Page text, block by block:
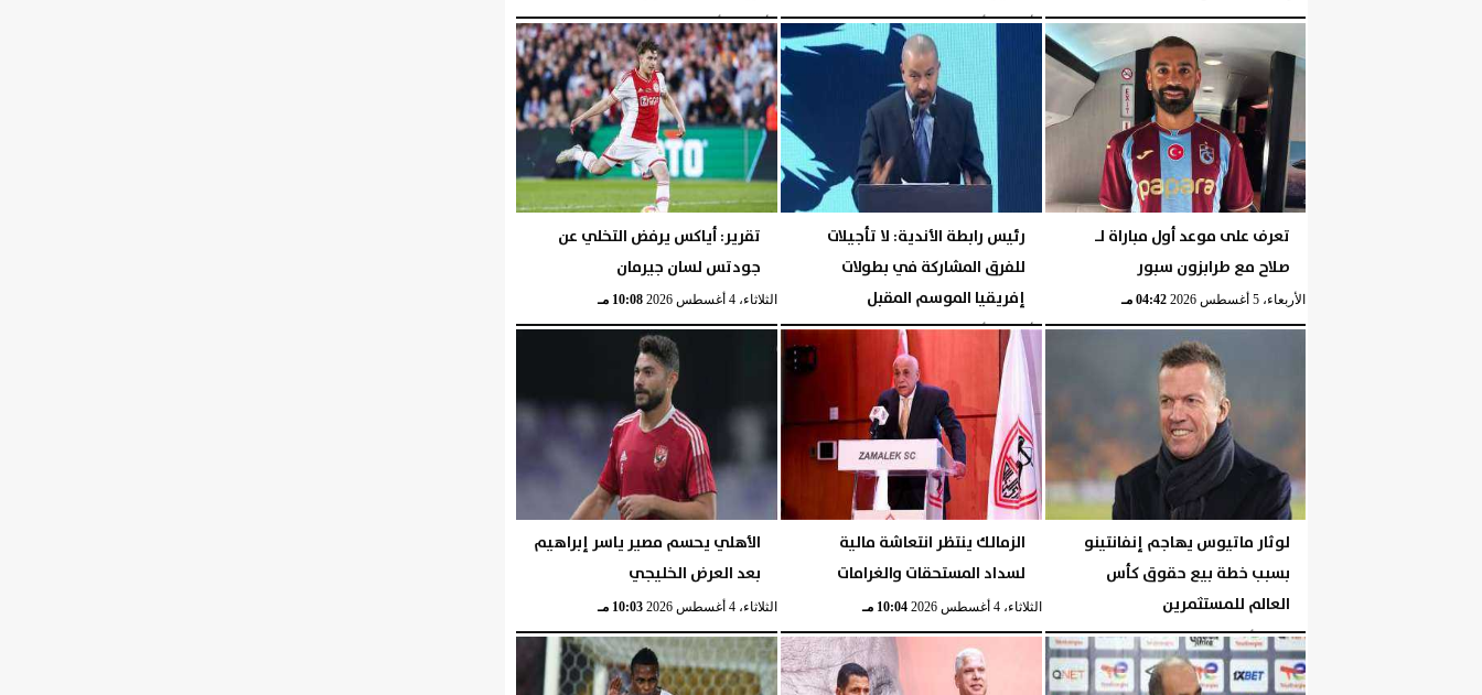
الأربعاء، 5 أغسطس 2026 05:30 مـ الأربعاء، 5 أغسطس 2026 05:29 مـ
تعرف على موعد أول مباراة لـ
صلاح مع طرابزون سبور
الأربعاء، 5 أغسطس 2026 04:42 مـ
رئيس رابطة الأندية: لا تأجيلات
للفرق المشاركة في بطولات
إفريقيا الموسم المقبل
الأربعاء، 5 أغسطس 2026 04:40 مـ
تقرير: أياكس يرفض التخلي عن
جودتس لسان جيرمان
الثلاثاء، 4 أغسطس 2026 10:08 مـ
لوثار ماتيوس يهاجم إنفانتينو
بسبب خطة بيع حقوق كأس
العالم للمستثمرين
الثلاثاء، 4 أغسطس 2026 10:06 مـ
الزمالك ينتظر انتعاشة مالية
لسداد المستحقات والغرامات
الثلاثاء، 4 أغسطس 2026 10:04 مـ
الأهلي يحسم مصير ياسر إبراهيم
بعد العرض الخليجي
الثلاثاء، 4 أغسطس 2026 10:03 مـ